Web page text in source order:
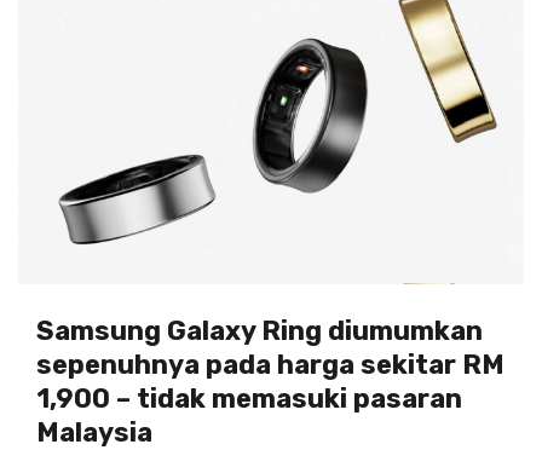
Samsung Galaxy Ring diumumkan
sepenuhnya pada harga sekitar RM
1,900 – tidak memasuki pasaran
Malaysia